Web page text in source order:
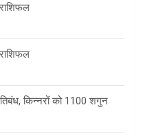
किन्नरों को 1100 शगुन